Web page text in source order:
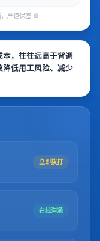
严谨保密 📄
，往往远高于背调
低用工风险、减少
立即拨打
在线沟通